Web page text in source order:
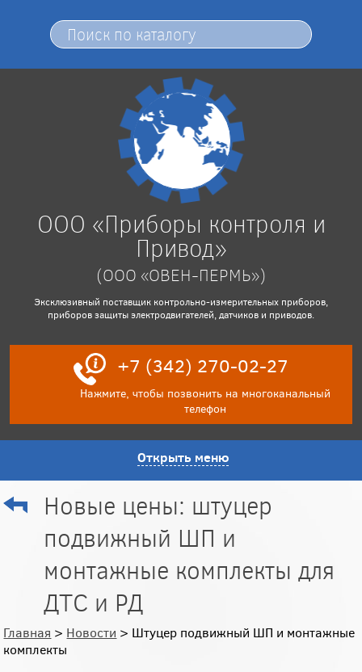
ООО «Приборы контроля и
Привод»
(ООО «ОВЕН-ПЕРМЬ»)
Эксклюзивный поставщик контрольно-измерительных приборов,
приборов защиты электродвигателей, датчиков и приводов.
+7 (342) 270-02-27
Нажмите, чтобы позвонить на многоканальный
телефон
Открыть меню
Новые цены: штуцер
подвижный ШП и
монтажные комплекты для
ДТС и РД
Главная > Новости > Штуцер подвижный ШП и монтажные
комплекты